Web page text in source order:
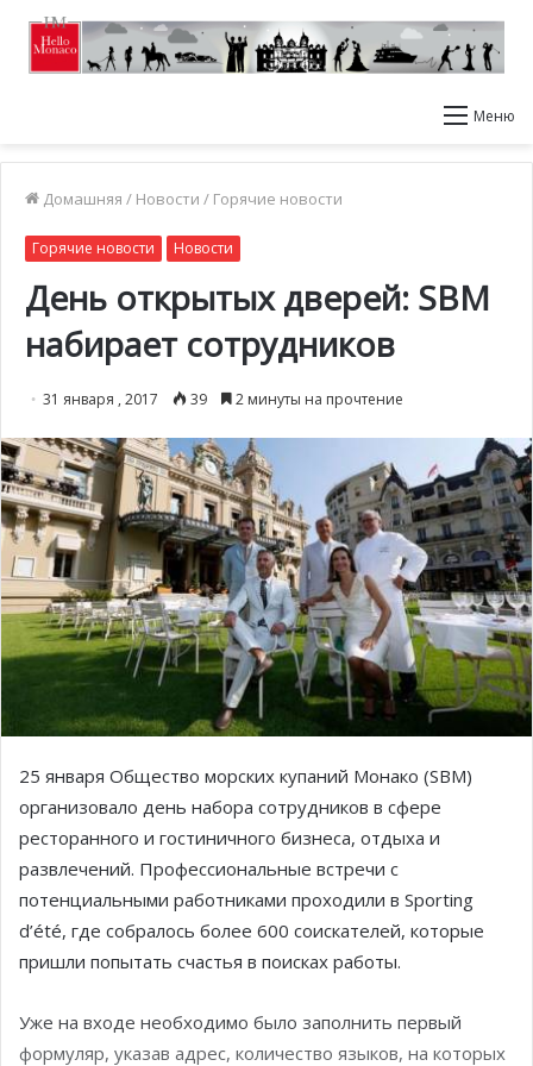
Меню
Домашняя / Новости / Горячие новости
Горячие новости Новости
День открытых дверей: SBM
набирает сотрудников
31 января , 2017 39 2 минуты на прочтение
25 января Общество морских купаний Монако (SBM)
организовало день набора сотрудников в сфере
ресторанного и гостиничного бизнеса, отдыха и
развлечений. Профессиональные встречи с
потенциальными работниками проходили в Sporting
d’été, где собралось более 600 соискателей, которые
пришли попытать счастья в поисках работы.
Уже на входе необходимо было заполнить первый
формуляр, указав адрес, количество языков, на которых